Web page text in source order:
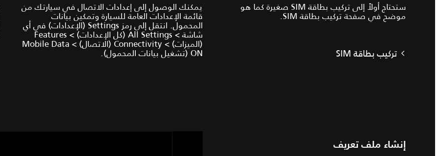
ستحتاج أولاً إلى تركيب بطاقة SIM صغيرة كما هو
موضح في صفحة تركيب بطاقة SIM.
تركيب بطاقة SIM
يمكنك الوصول إلى إعدادات الاتصال في سيارتك من
قائمة الإعدادات العامة للسيارة وتمكين بيانات
المحمول. انتقل إلى رمز Settings (الإعدادات) في أي
شاشة > All Settings (كل الإعدادات) > Features
(الميزات) > Connectivity (الاتصال) > Mobile Data
ON (تشغيل بيانات المحمول).
إنشاء ملف تعريف